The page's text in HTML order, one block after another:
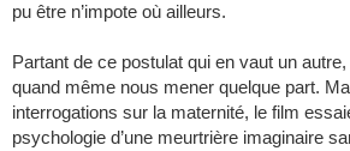
pu être n’impote où ailleurs.
Partant de ce postulat qui en vaut un
quand même nous mener quelque part.
interrogations sur la maternité, le film
psychologie d’une meurtrière imaginaire